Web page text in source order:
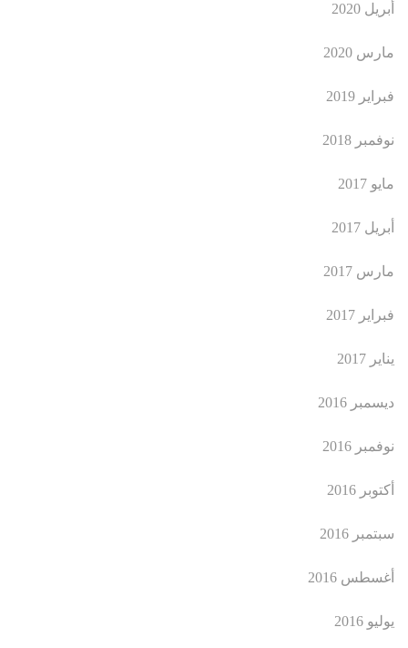
أبريل 2020
مارس 2020
فبراير 2019
نوفمبر 2018
مايو 2017
أبريل 2017
مارس 2017
فبراير 2017
يناير 2017
ديسمبر 2016
نوفمبر 2016
أكتوبر 2016
سبتمبر 2016
أغسطس 2016
يوليو 2016